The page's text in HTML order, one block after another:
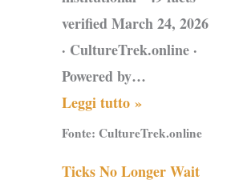
verified March 24, 2026
· CultureTrek.online ·
Powered by…
Leggi tutto »
Fonte:CultureTrek.online
Ticks No Longer Wait